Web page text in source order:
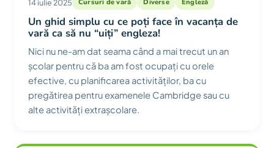
14 iulie 2025 Cursuri de vară Diverse Engleză
Un ghid simplu cu ce poți face în vacanța de
vară ca să nu “uiți” engleza!
Nici nu ne-am dat seama când a mai trecut un an
școlar pentru că ba am fost ocupați cu orele
efective, cu planificarea activităților, ba cu
pregătirea pentru examenele Cambridge sau cu
alte activități extrașcolare.